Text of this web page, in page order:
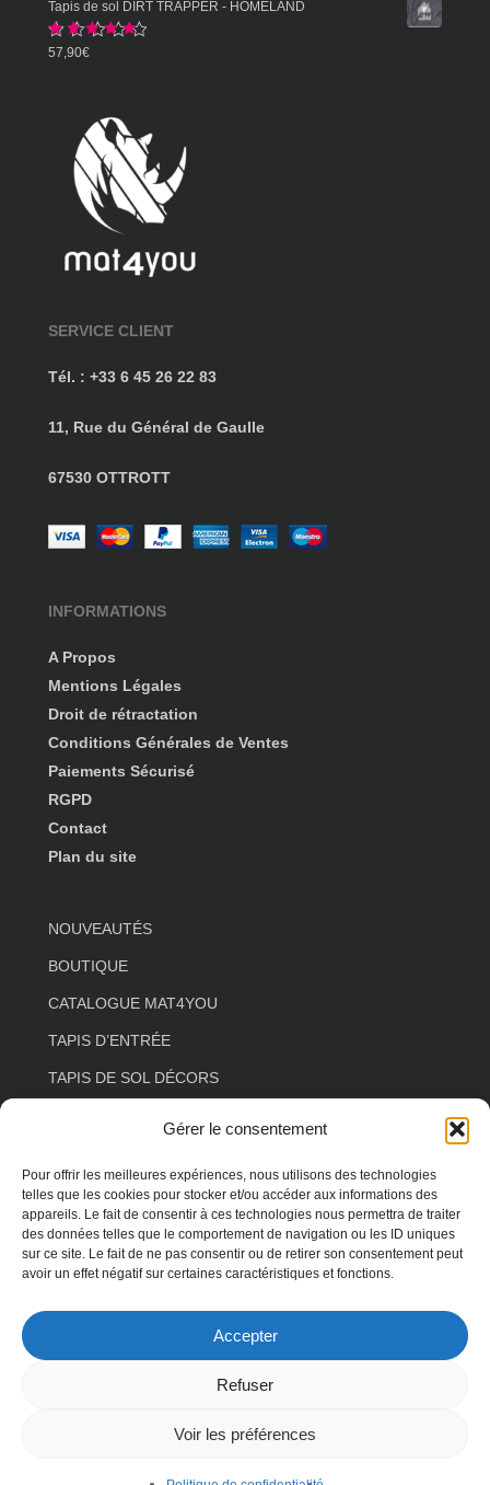
Gérer le consentement
Pour offrir les meilleures expériences, nous utilisons des technologies
telles que les cookies pour stocker et/ou accéder aux informations des
appareils. Le fait de consentir à ces technologies nous permettra de traiter
des données telles que le comportement de navigation ou les ID uniques
sur ce site. Le fait de ne pas consentir ou de retirer son consentement peut
avoir un effet négatif sur certaines caractéristiques et fonctions.
Accepter
Refuser
Voir les préférences
Tapis de sol DIRT TRAPPER - HOMELAND
Note
sur 5
57,90€
SERVICE CLIENT
Tél. : +33 6 45 26 22 83
11, Rue du Général de Gaulle
67530 OTTROTT
INFORMATIONS
A Propos
Mentions Légales
Droit de rétractation
Conditions Générales de Ventes
Paiements Sécurisé
RGPD
Contact
Plan du site
NOUVEAUTÉS
BOUTIQUE
CATALOGUE MAT4YOU
TAPIS D’ENTRÉE
TAPIS DE SOL DÉCORS
TAPIS DE SOL SALON
TAPIS DE SOL FLORAL
TAPIS DE SOL FORME SPÉCIALE
TAPIS DE SOL TERRASSE